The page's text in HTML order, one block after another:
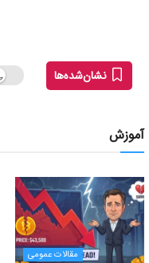
نشان‌شده‌ها
آموزش
مقالات عمومی